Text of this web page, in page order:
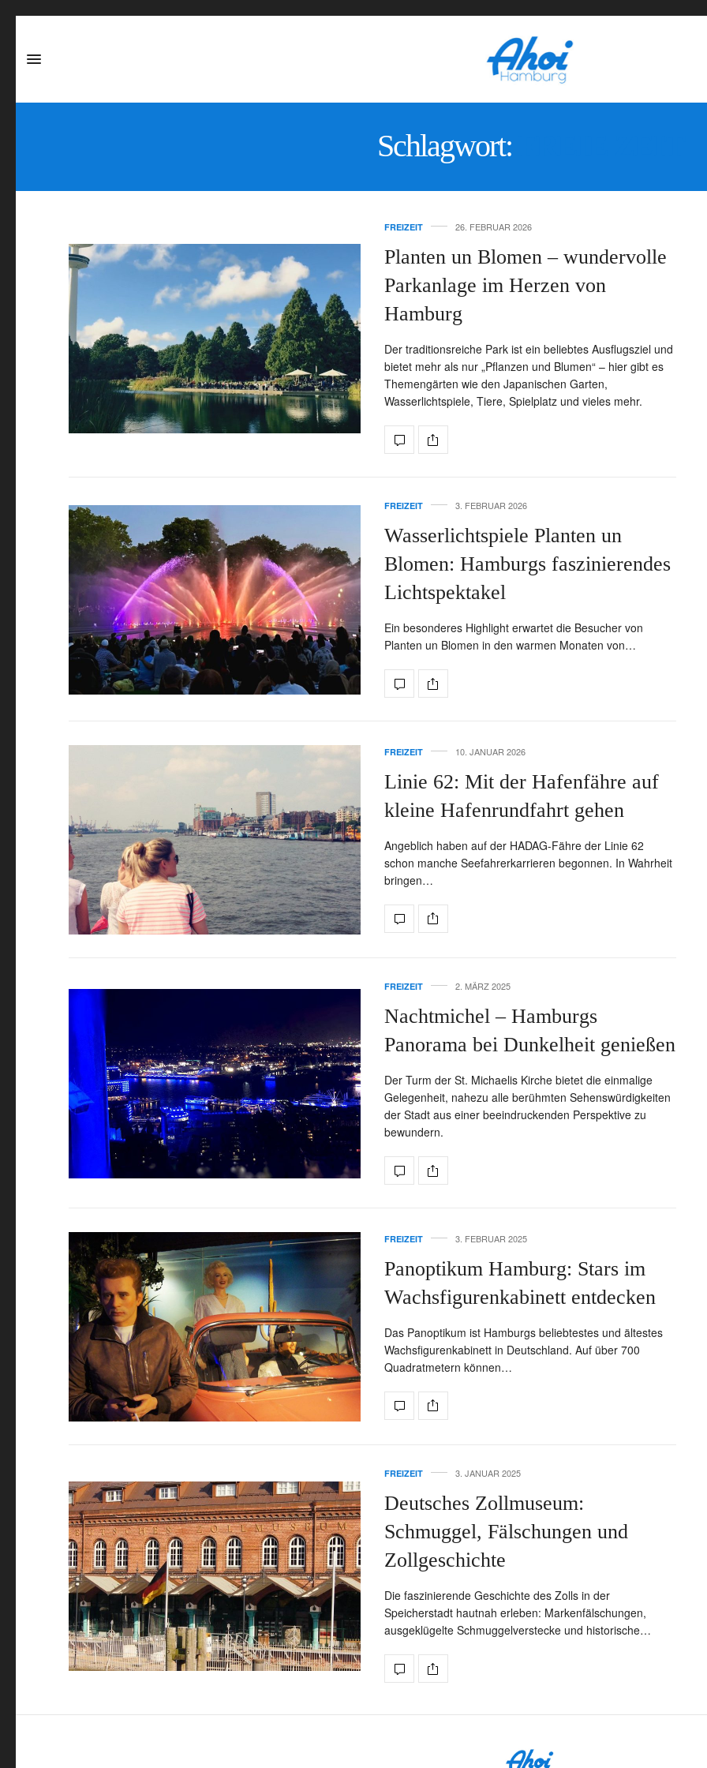
Schlagwort:
FREIZEIT 26. FEBRUAR 2026
Planten un Blomen – wundervolle
Parkanlage im Herzen von
Hamburg
Der traditionsreiche Park ist ein beliebtes Ausflugsziel und
bietet mehr als nur „Pflanzen und Blumen“ – hier gibt es
Themengärten wie den Japanischen Garten,
Wasserlichtspiele, Tiere, Spielplatz und vieles mehr.
FREIZEIT 3. FEBRUAR 2026
Wasserlichtspiele Planten un
Blomen: Hamburgs faszinierendes
Lichtspektakel
Ein besonderes Highlight erwartet die Besucher von
Planten un Blomen in den warmen Monaten von…
FREIZEIT 10. JANUAR 2026
Linie 62: Mit der Hafenfähre auf
kleine Hafenrundfahrt gehen
Angeblich haben auf der HADAG-Fähre der Linie 62
schon manche Seefahrerkarrieren begonnen. In Wahrheit
bringen…
FREIZEIT 2. MÄRZ 2025
Nachtmichel – Hamburgs
Panorama bei Dunkelheit genießen
Der Turm der St. Michaelis Kirche bietet die einmalige
Gelegenheit, nahezu alle berühmten Sehenswürdigkeiten
der Stadt aus einer beeindruckenden Perspektive zu
bewundern.
FREIZEIT 3. FEBRUAR 2025
Panoptikum Hamburg: Stars im
Wachsfigurenkabinett entdecken
Das Panoptikum ist Hamburgs beliebtestes und ältestes
Wachsfigurenkabinett in Deutschland. Auf über 700
Quadratmetern können…
FREIZEIT 3. JANUAR 2025
Deutsches Zollmuseum:
Schmuggel, Fälschungen und
Zollgeschichte
Die faszinierende Geschichte des Zolls in der
Speicherstadt hautnah erleben: Markenfälschungen,
ausgeklügelte Schmuggelverstecke und historische…